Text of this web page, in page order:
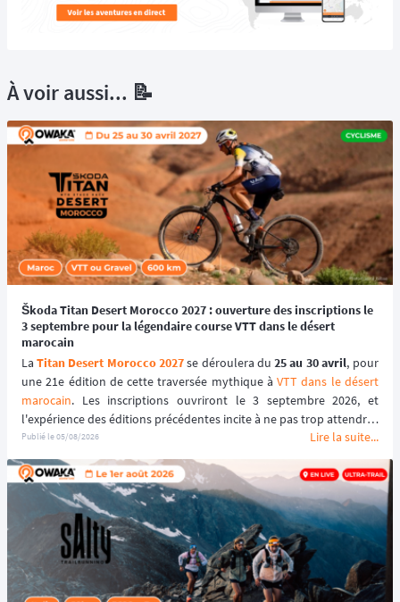
À voir aussi... 📝
Škoda Titan Desert Morocco 2027 : ouverture des inscriptions le
3 septembre pour la légendaire course VTT dans le désert
marocain
La Titan Desert Morocco 2027 se déroulera du 25 au 30 avril, pour
une 21e édition de cette traversée mythique à VTT dans le désert
marocain. Les inscriptions ouvriront le 3 septembre 2026, et
l'expérience des éditions précédentes incite à ne pas trop attendre :
le tarif early bird, réservé aux 100 premiers inscrits, s'est envolé en
quelques heures les années passées.
Publié le05/08/2026 Lire la suite...